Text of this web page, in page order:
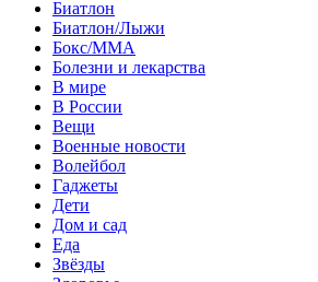
Биатлон
Биатлон/Лыжи
Бокс/MMA
Болезни и лекарства
В мире
В России
Вещи
Военные новости
Волейбол
Гаджеты
Дети
Дом и сад
Еда
Звёзды